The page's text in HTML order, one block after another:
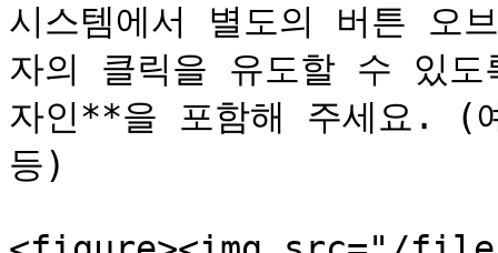
시스템에서 별도의 버튼 오
자의 클릭을 유도할 수 있
자인**을 포함해 주세요.
등)